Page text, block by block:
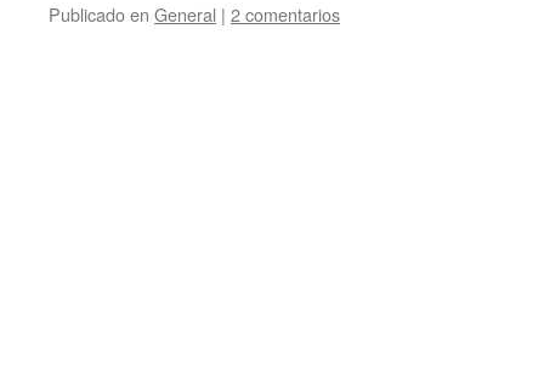
Publicado en General | 2 comentarios